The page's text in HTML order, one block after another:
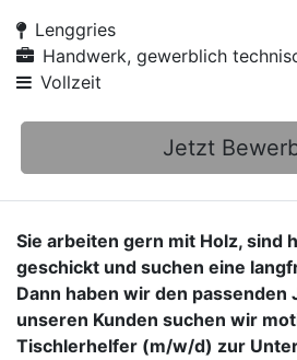
Lenggries
Handwerk, gewerblich
Vollzeit
Jetzt
Sie arbeiten gern mit Holz, sind
geschickt und suchen eine
Dann haben wir den passenden
unseren Kunden suchen wir
Tischlerhelfer (m/w/d) zur